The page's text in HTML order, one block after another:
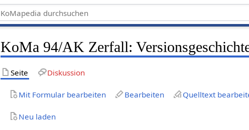
KoMa 94/AK Zerfall:
Seite Diskussion
Mit Formular bearbeiten Bearbeiten Quelltext
Neu laden